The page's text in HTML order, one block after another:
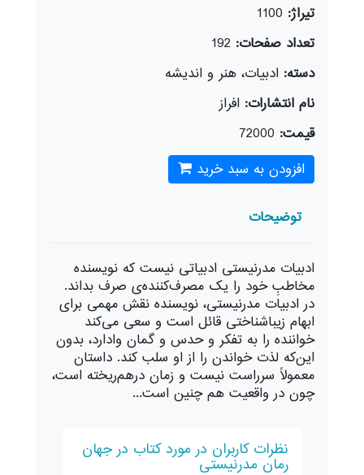
تیراژ: 1100
تعداد صفحات: 192
دسته: ادبيات، هنر و انديشه
نام انتشارات: افراز
قیمت: 72000
افزودن به سبد خرید
توضیحات
ادبیات مدرنیستی ادبیاتی نیست که نویسنده
مخاطبِ خود را یک مصرف‌کننده‌ی صرف بداند.
در ادبیات مدرنیستی، نویسنده نقش مهمی برای
ابهام زیباشناختی قائل است و سعی می‌کند
خواننده را به تفکر و حدس و گمان وادارد، بدون
این‌که لذت خواندن را از او سلب کند. داستان
معمولاً سرراست نیست و زمان درهم‌ریخته است،
چون در واقعیت هم چنین است...
نظرات کاربران در مورد کتاب در جهان
رمان مدرنیستی